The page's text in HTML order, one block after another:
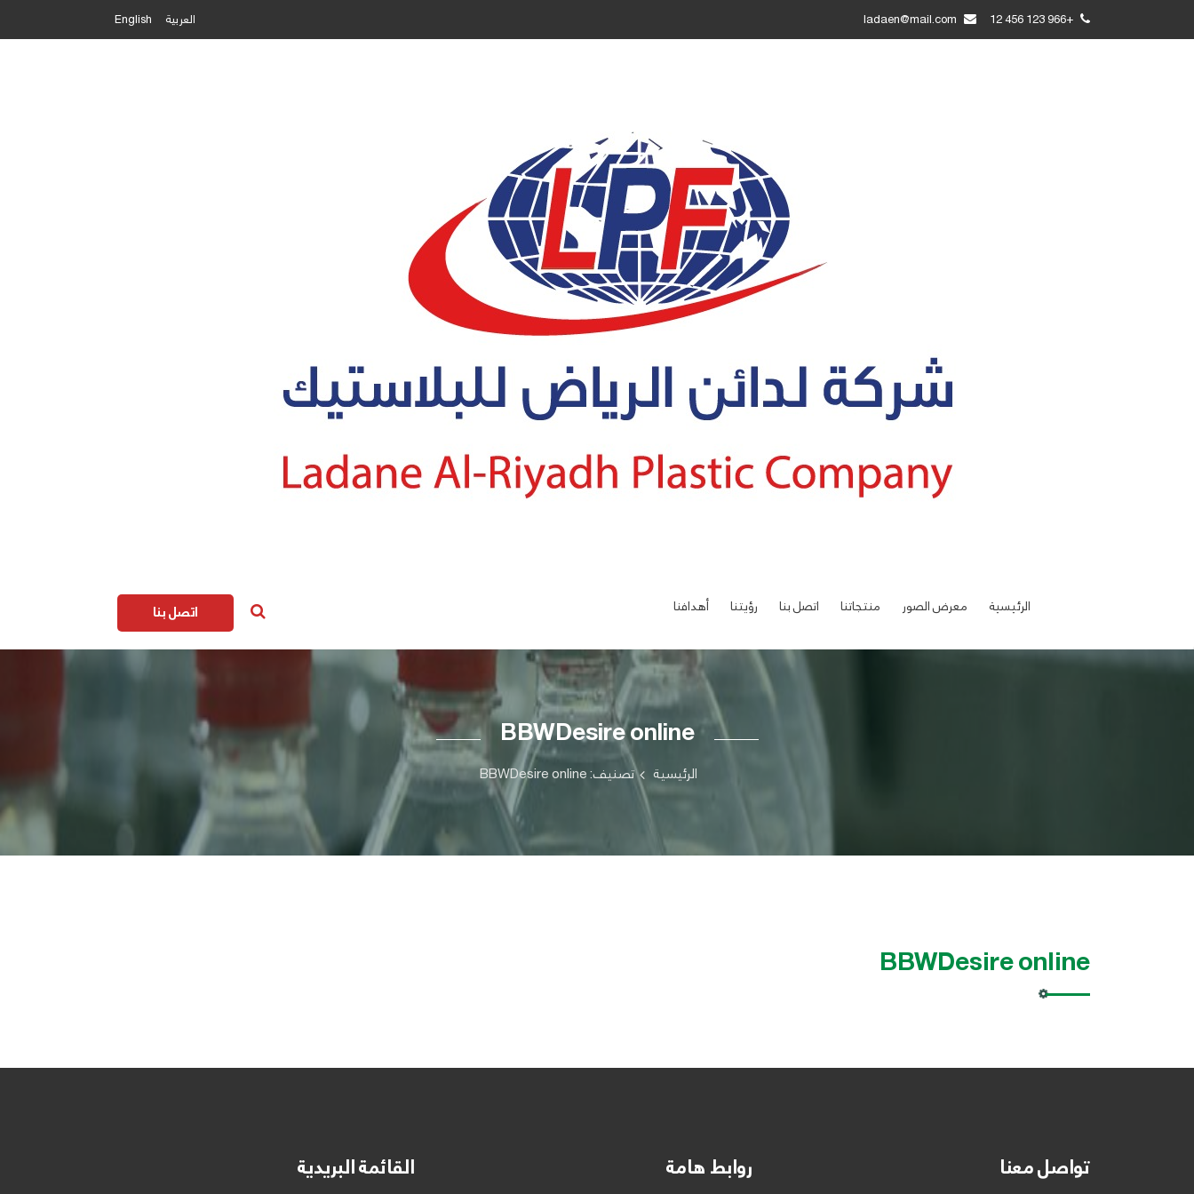
+966 123 456 12 العربية English
الرئيسية معرض الصور منتجاتنا اتصل بنا رؤيتنا أهدافنا اتصل بنا
BBWDesire online
الرئيسية تصنيف: BBWDesire online
BBWDesire online
تواصل معنا روابط هامة القائمة البريدية